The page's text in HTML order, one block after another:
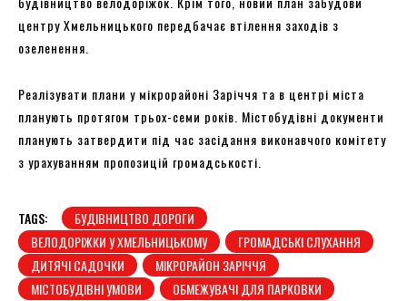
центру Хмельницького передбачає втілення заходів з
озеленення.
Реалізувати плани у мікрорайоні Заріччя та в центрі міста
планують протягом трьох-семи років. Містобудівні документи
планують затвердити під час засідання виконавчого комітету
з урахуванням пропозицій громадськості.
TAGS:
БУДІВНИЦТВО ДОРОГИ
ВЕЛОДОРІЖКИ У ХМЕЛЬНИЦЬКОМУ
ГРОМАДСЬКІ СЛУХАННЯ
ДИТЯЧІ САДОЧКИ
МІКРОРАЙОН ЗАРІЧЧЯ
МІСТОБУДІВНІ УМОВИ
ОБМЕЖУВАЧІ ДЛЯ ПАРКОВКИ